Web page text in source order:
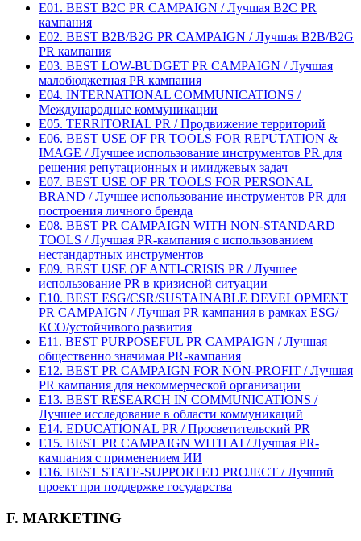
E01. BEST B2C PR CAMPAIGN / Лучшая B2C PR
кампания
E02. BEST B2B/B2G PR CAMPAIGN / Лучшая B2B/B2G
PR кампания
E03. BEST LOW-BUDGET PR CAMPAIGN / Лучшая
малобюджетная PR кампания
E04. INTERNATIONAL COMMUNICATIONS /
Международные коммуникации
E05. TERRITORIAL PR / Продвижение территорий
E06. BEST USE OF PR TOOLS FOR REPUTATION &
IMAGE / Лучшее использование инструментов PR для
решения репутационных и имиджевых задач
E07. BEST USE OF PR TOOLS FOR PERSONAL
BRAND / Лучшее использование инструментов PR для
построения личного бренда
E08. BEST PR CAMPAIGN WITH NON-STANDARD
TOOLS / Лучшая PR-кампания с использованием
нестандартных инструментов
E09. BEST USE OF ANTI-CRISIS PR / Лучшее
использование PR в кризисной ситуации
E10. BEST ESG/CSR/SUSTAINABLE DEVELOPMENT
PR CAMPAIGN / Лучшая PR кампания в рамках ESG/
КСО/устойчивого развития
E11. BEST PURPOSEFUL PR CAMPAIGN / Лучшая
общественно значимая PR-кампания
E12. BEST PR CAMPAIGN FOR NON-PROFIT / Лучшая
PR кампания для некоммерческой организации
E13. BEST RESEARCH IN COMMUNICATIONS /
Лучшее исследование в области коммуникаций
E14. EDUCATIONAL PR / Просветительский PR
E15. BEST PR CAMPAIGN WITH AI / Лучшая PR-
кампания с применением ИИ
E16. BEST STATE-SUPPORTED PROJECT / Лучший
проект при поддержке государства
F. MARKETING